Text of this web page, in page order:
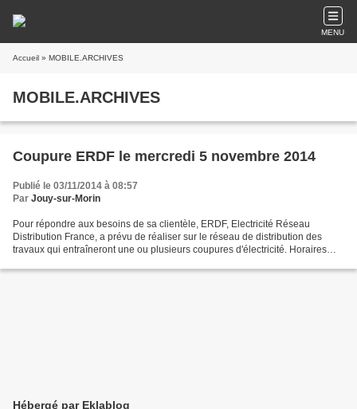
MENU
Accueil » MOBILE.ARCHIVES
MOBILE.ARCHIVES
Coupure ERDF le mercredi 5 novembre 2014
Publié le 03/11/2014 à 08:57
Par Jouy-sur-Morin
Pour répondre aux besoins de sa clientèle, ERDF, Electricité Réseau
Distribution France, a prévu de réaliser sur le réseau de distribution des
travaux qui entraîneront une ou plusieurs coupures d'électricité. Horaires
Hébergé par Eklablog